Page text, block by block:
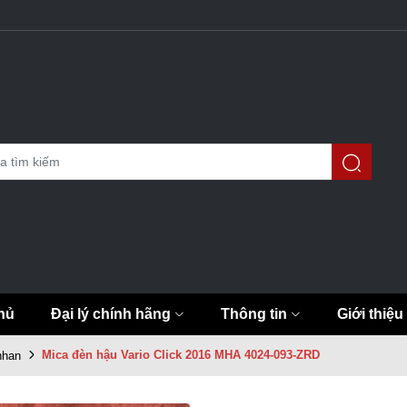
Đại lý chính hãng Thông tin Giới thiệu
Mica đèn hậu Vario Click 2016 MHA 4024-093-ZRD